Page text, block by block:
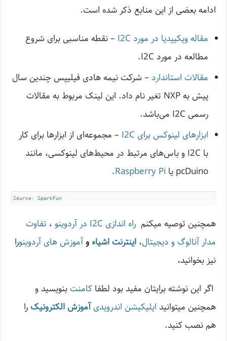
ادامه بعضی از این منابع ذکر شده است.
مقاله ویکیپدیا در مورد I2C
– نقطه مناسبی برای شروع
مطالعه در مورد I2C.
مقالات استاندارد – شرکت نیمه هادی فیلیپس چندین سال
پیش به NXP تغیر نام داد. این لینک مربوط به مقالات
رسمی I2C می‌باشد.
ابزارهای لینوکس برای I2C
– مجموعه‌ای از ابزارها برای کار
با I2C و باس‌های مرتبط در محیط‌های لینوکسی، مانند
pcDuino یا
Raspberry Pi
.
Source: SparkFun
همچنین توصیه میکنمراه اندازی I2C در آردوینو ، تفاوت
مدار آنالوگ و دیجیتال،اینترنت اشیاءوآموزش های آردوینورا
نیز بخوانید.
اگر این نوشته‌ برایتان مفید بود لطفاکامنت بنویسید و
همچنین میتوانید اپلیکیشن اندرویدیآموزش الکترونیک را
هم نصب کنید.